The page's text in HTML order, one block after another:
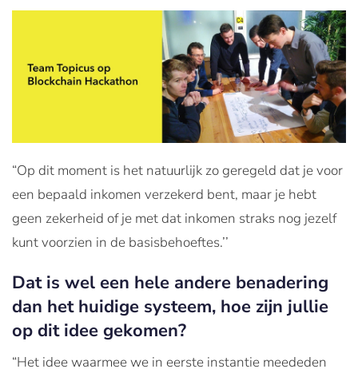
“Op dit moment is het natuurlijk zo geregeld dat je voor
een bepaald inkomen verzekerd bent, maar je hebt
geen zekerheid of je met dat inkomen straks nog jezelf
kunt voorzien in de basisbehoeftes.’’
Dat is wel een hele andere benadering
dan het huidige systeem, hoe zijn jullie
op dit idee gekomen?
“Het idee waarmee we in eerste instantie meededen